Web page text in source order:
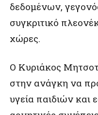
δεδομένων,
συγκριτικό
χώρες.
Ο Κυριάκος
στην ανάγκη να
υγεία παιδιών και